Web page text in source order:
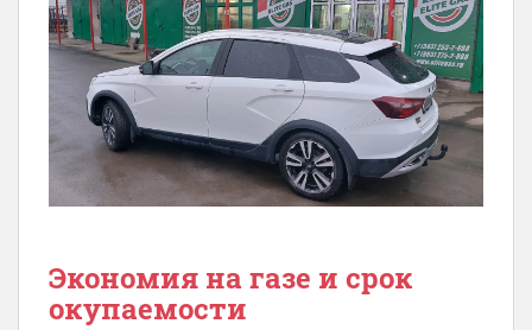
Экономия на газе и срок
окупаемости